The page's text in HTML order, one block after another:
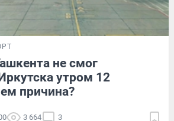
не смог
утром 12
причина?
3 664 3